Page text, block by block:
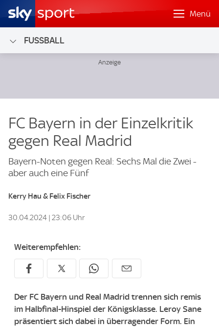
Menü
FUSSBALL
FC Bayern in der Einzelkritik
gegen Real Madrid
Bayern-Noten gegen Real: Sechs Mal die Zwei -
aber auch eine Fünf
Kerry Hau & Felix Fischer
30.04.2024 | 23:06 Uhr
Weiterempfehlen:
Der FC Bayern und Real Madrid trennen sich remis
im Halbfinal-Hinspiel der Königsklasse. Leroy Sane
präsentiert sich dabei in überragender Form. Ein